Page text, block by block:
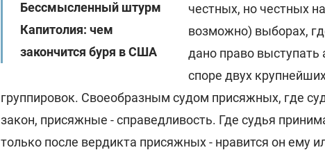
Бессмысленный штурм
Капитолия: чем
закончится буря в США
честных, но честных
возможно) выборах,
дано право
споре двух
группировок. Своеобразным судом присяжных, где
закон, присяжные - справедливость. Где судья
только после вердикта присяжных - нравится он ему